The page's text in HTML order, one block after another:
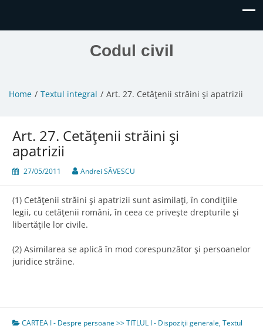
Codul civil
Home Textul integral Art. 27. Cetăţenii străini şi apatrizii
Art. 27. Cetăţenii străini şi
apatrizii
27/05/2011 Andrei SĂVESCU
(1) Cetăţenii străini şi apatrizii sunt asimilaţi, în condiţiile
legii, cu cetăţenii români, în ceea ce priveşte drepturile şi
libertăţile lor civile.
(2) Asimilarea se aplică în mod corespunzător şi persoanelor
juridice străine.
CARTEA I - Despre persoane >> TITLUL I - Dispoziţii generale,Textul